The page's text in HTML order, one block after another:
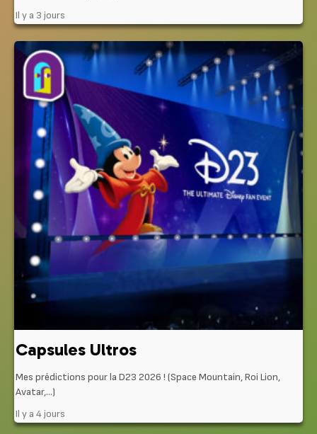
Il y a 3 jours
Capsules Ultros
Mes prédictions pour la D23 2026 ! (Space Mountain, Roi Lion,
Avatar,…)
Il y a 4 jours